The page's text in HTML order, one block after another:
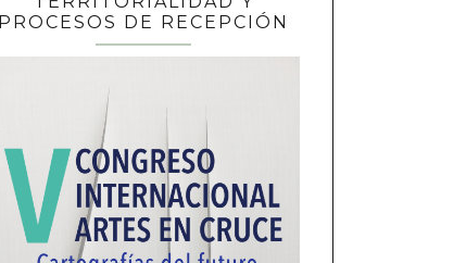
PROCESOS DE RECEPCIÓN